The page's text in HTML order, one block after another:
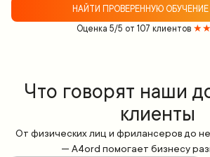
НАЙТИ ПРОВЕРЕННУЮ ОБУЧЕНИЕ
Оценка 5/5 от 107 клиентов
Что говорят наши
клиенты
От физических лиц и фрилансеров до
— A4ord помогает бизнесу